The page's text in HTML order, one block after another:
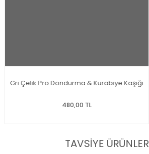
Gri Çelik Pro Dondurma & Kurabiye Kaşığı
480,00 TL
TAVSİYE ÜRÜNLER